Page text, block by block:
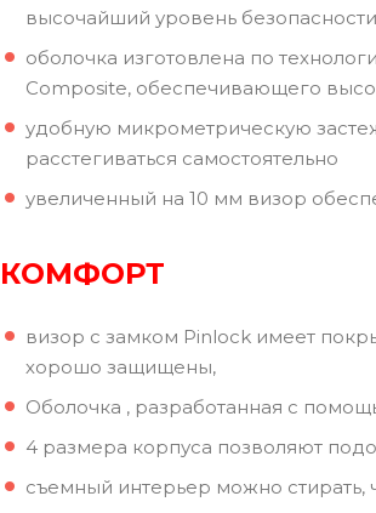
высочайший уровень
оболочка изготовлена по
Composite, обеспечивающего
удобную микрометрическую
расстегиваться самостоятельно
увеличенный на 10 мм визор
КОМФОРТ
визор с замком Pinlock имеет
хорошо защищены,
Оболочка , разработанная с
4 размера корпуса позволяют
съемный интерьер можно стирать,